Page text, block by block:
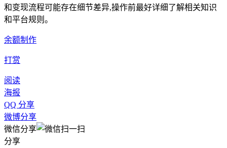
和变现流程可能存在细节差异,操作前最好详细了解相关知识
和平台规则。
余额制作
打赏
阅读
海报
QQ 分享
微博分享
微信分享
分享